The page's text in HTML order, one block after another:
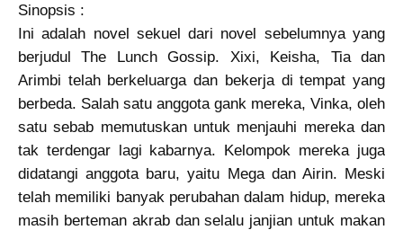
Sinopsis :
Ini adalah novel sekuel dari novel sebelumnya yang
berjudul The Lunch Gossip. Xixi, Keisha, Tia dan
Arimbi telah berkeluarga dan bekerja di tempat yang
berbeda. Salah satu anggota gank mereka, Vinka, oleh
satu sebab memutuskan untuk menjauhi mereka dan
tak terdengar lagi kabarnya. Kelompok mereka juga
didatangi anggota baru, yaitu Mega dan Airin. Meski
telah memiliki banyak perubahan dalam hidup, mereka
masih berteman akrab dan selalu janjian untuk makan